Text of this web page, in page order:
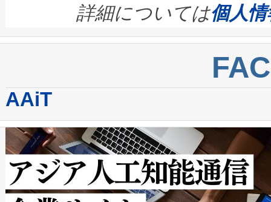
quality and reliability for AI
BESS stack to ensure battery
centers. Voltaiqは、ai&のAI
からシステム統合、試運転、
クルの各段階のデータを監視
[…]
す。ノーマルモードでは、
ートル先まで検出でき、これ
トに対して約600メートルに
では、反射率10％のターゲッ
で向上し、最大検知距離は
ットだけで最大1キロメート
ルの変電所周囲を監視でき、
作業と点群処理を簡素化でき
詳細については個人
AAiT